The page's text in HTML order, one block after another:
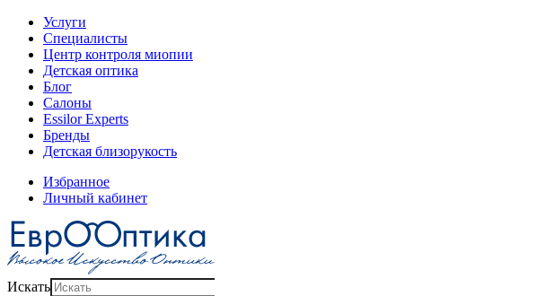
Услуги
Специалисты
Центр контроля миопии
Детская оптика
Блог
Салоны
Essilor Experts
Бренды
Детская близорукость
Избранное
Личный кабинет
Искать